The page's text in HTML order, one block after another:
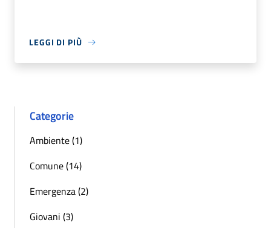
LEGGI DI PIÙ
Categorie
Ambiente (1)
Comune (14)
Emergenza (2)
Giovani (3)